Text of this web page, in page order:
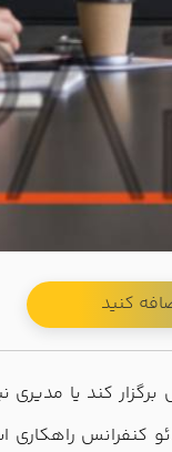
کنید
کند یا مدیری
کنفرانس